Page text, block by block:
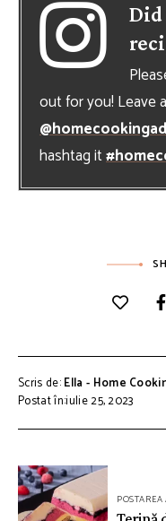
out for you! Leave
hashtag it
Scris de:Ella - Home
Postat în:iulie 25, 2023
Navigare
în